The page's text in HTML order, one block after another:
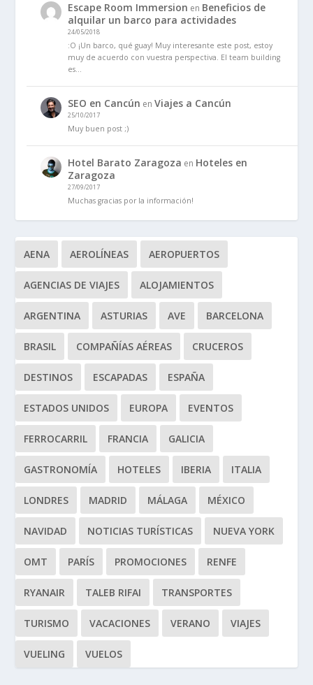
Escape Room Immersion en Beneficios de
alquilar un barco para actividades
24/05/2018
:O ¡Un barco, qué guay! Muy interesante este post, estoy
muy de acuerdo con vuestra perspectiva. El team building
es…
SEO en Cancún enViajes a Cancún
25/10/2017
Muy buen post ;)
Hotel Barato Zaragoza en Hoteles en
Zaragoza
27/09/2017
Muchas gracias por la información!
AENA AEROLÍNEAS AEROPUERTOS
AGENCIAS DE VIAJES ALOJAMIENTOS
ARGENTINA ASTURIAS AVE BARCELONA
BRASIL COMPAÑÍAS AÉREAS CRUCEROS
DESTINOS ESCAPADAS ESPAÑA
ESTADOS UNIDOS EUROPA EVENTOS
FERROCARRIL FRANCIA GALICIA
GASTRONOMÍA HOTELES IBERIA ITALIA
LONDRES MADRID MÁLAGA MÉXICO
NAVIDAD NOTICIAS TURÍSTICAS NUEVA YORK
OMT PARÍS PROMOCIONES RENFE
RYANAIR TALEB RIFAI TRANSPORTES
TURISMO VACACIONES VERANO VIAJES
VUELING VUELOS